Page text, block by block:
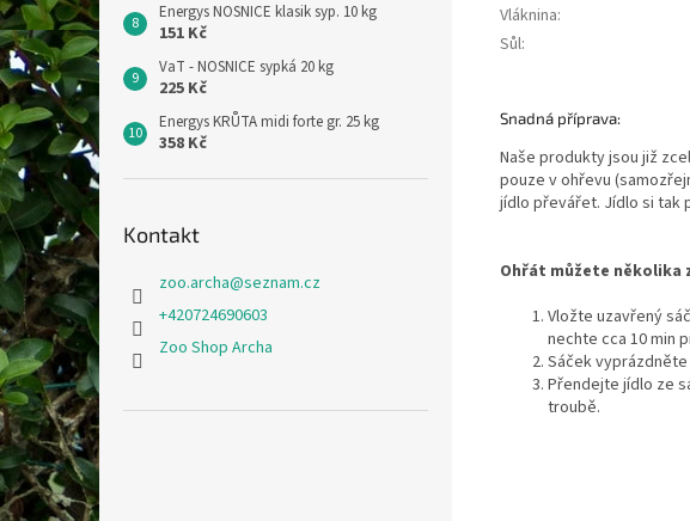
Energys NOSNICE klasik syp. 10 kg
151 Kč
VaT - NOSNICE sypká 20 kg
225 Kč
Energys KRŮTA midi forte gr. 25 kg
358 Kč
Kontakt
zoo.archa@seznam.cz
+420724690603
Zoo Shop Archa
Vláknina:
Sůl:
Snadná příprava:
Naše produkty jsou již
pouze v ohřevu
jídlo převářet. Jídlo si tak
Ohřát můžete několika
Vložte uzavřený
nechte cca 10 min
Sáček
Přendejte jídlo ze
troubě.